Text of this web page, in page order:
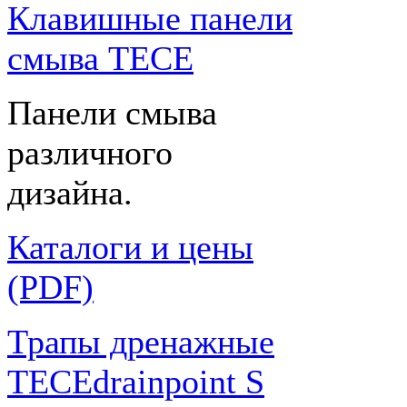
Клавишные панели
смыва TECE
Панели смыва
различного
дизайна.
Каталоги и цены
(PDF)
Трапы дренажные
TECEdrainpoint S